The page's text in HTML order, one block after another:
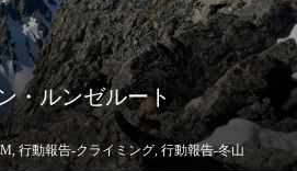
・ルンゼルート
, 行動報告-クライミング, 行動報告-冬山